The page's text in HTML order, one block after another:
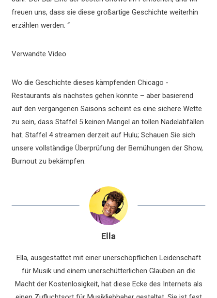
freuen uns, dass sie diese großartige Geschichte weiterhin
erzählen werden. “
Verwandte Video
Wo die Geschichte dieses kämpfenden Chicago -
Restaurants als nächstes gehen könnte – aber basierend
auf den vergangenen Saisons scheint es eine sichere Wette
zu sein, dass Staffel 5 keinen Mangel an tollen Nadelabfällen
hat. Staffel 4 streamen derzeit auf Hulu; Schauen Sie sich
unsere vollständige Überprüfung der Bemühungen der Show,
Burnout zu bekämpfen.
Ella
Ella, ausgestattet mit einer unerschöpflichen Leidenschaft
für Musik und einem unerschütterlichen Glauben an die
Macht der Kostenlosigkeit, hat diese Ecke des Internets als